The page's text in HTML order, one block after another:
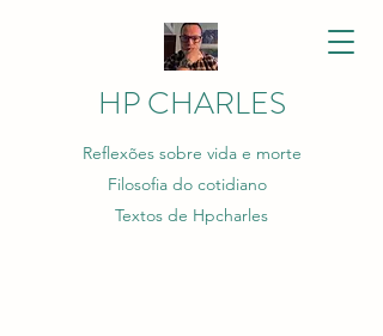
HP CHARLES
Reflexões sobre vida e morte
Filosofia do cotidiano
Textos de Hpcharles